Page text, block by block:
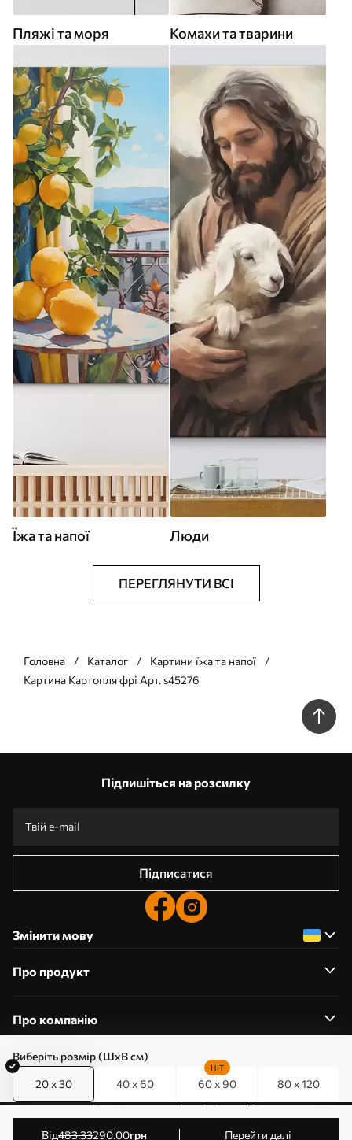
Виберіть розмір (ШхВ см)
20 x 30 40 x 60 60 x 90
HIT
80 x 120
від483.33290.00грн Перейти далі
Пляжі та моря Комахи та тварини
Їжа та напої Люди
ПЕРЕГЛЯНУТИ ВСІ
Головна Каталог
Картини їжа та напої
Картина Картопля фрі Арт. s45276
Підпишіться на розсилку
Підписатися
Змінити мову
Про продукт
Про компанію
0800357223
Редагування дозволів на файли cookie
© 2011-2026 Art-holst. Усі права захищені. Власник: